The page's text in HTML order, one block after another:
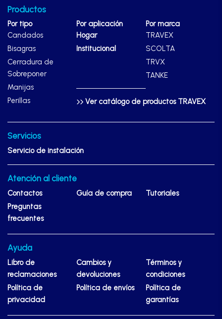
Productos
Por tipo
Candados
Bisagras
Cerradura de
Sobreponer
Manijas
Perillas
Por aplicación
Hogar
Institucional
Por marca
TRAVEX
SCOLTA
TRVX
TANKE
Ver catálogo de productos TRAVEX
Servicios
Servicio de instalación
Atención al cliente
Contactos Guía de compra
Tutoriales
Preguntas
frecuentes
Ayuda
Libro de
reclamaciones
Cambios y
devoluciones
Términos y
condiciones
Política de
privacidad
Política de envíos
Política de
garantías